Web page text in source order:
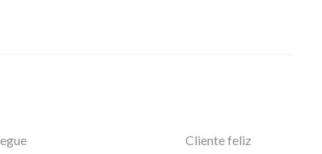
Cliente feliz